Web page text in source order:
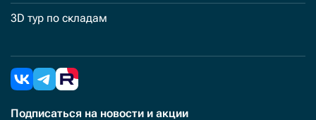
3D тур по складам
Подписаться на новости и акции